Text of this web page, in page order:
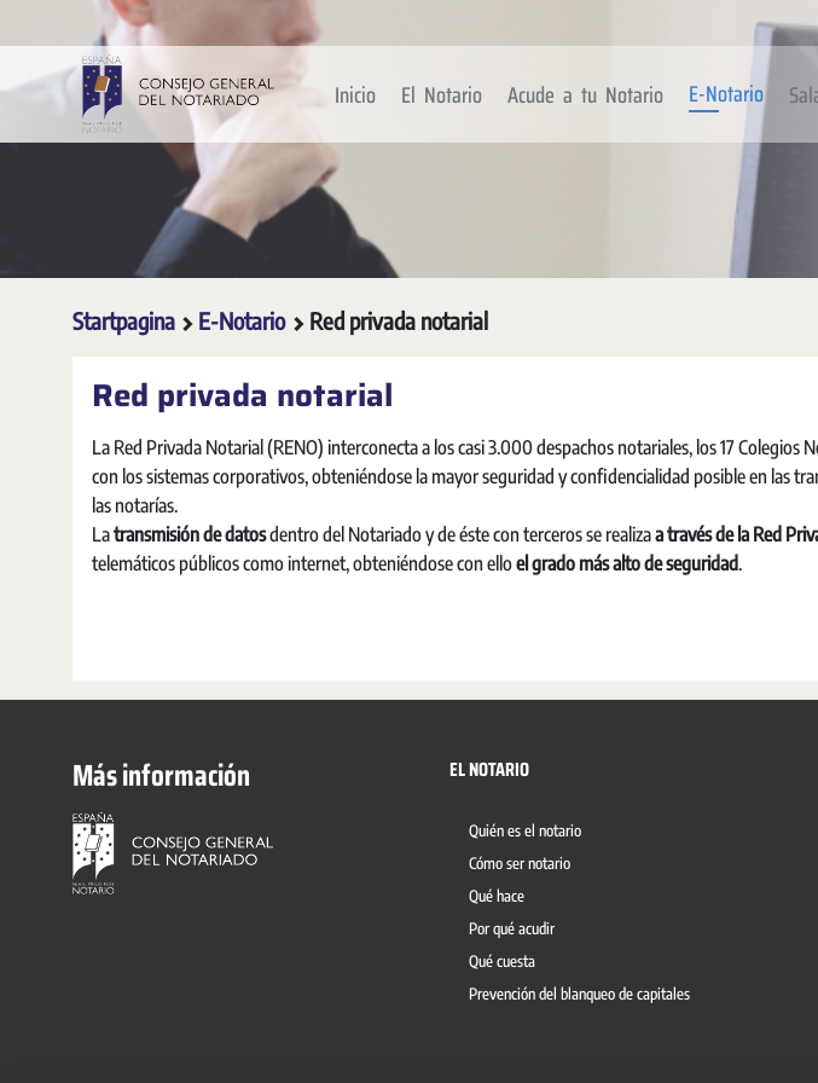
Overslaan en naar hoofdinhoud gaan
Inicio El Notario Acude a tu Notario E-Notario
Startpagina E-Notario Red privada notarial
Red privada notarial
La Red Privada Notarial (RENO) interconecta a los casi 3.000 despachos notariales, los 17 Colegios
con los sistemas corporativos, obteniéndose la mayor seguridad y confidencialidad posible en las
las notarías.
Latransmisión de datosdentro del Notariado y de éste con terceros se realizaa través de la Red
telemáticos públicos como internet, obteniéndose con elloel grado más alto de seguridad.
Más información EL NOTARIO
Quién es el notario
Cómo ser notario
Qué hace
Por qué acudir
Qué cuesta
Prevención del blanqueo de capitales